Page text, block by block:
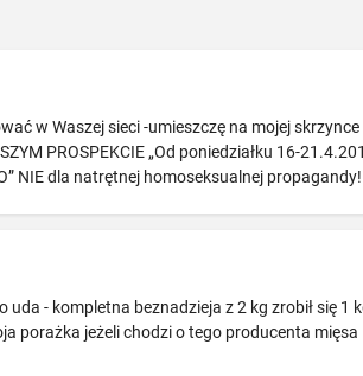
w Waszej sieci -umieszczę na mojej
PROSPEKCIE „Od poniedziałku 16-
NIE dla natrętnej homoseksualnej
- kompletna beznadzieja z 2 kg zrobił się 1
porażka jeżeli chodzi o tego producenta mięsa